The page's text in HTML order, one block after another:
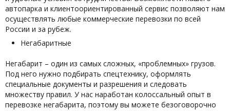
автопарка и клиентоориентированный сервис позволяют нам
осуществлять любые коммерческие перевозки по всей
России и за рубеж.
Негабаритные
Негабарит – один из самых сложных, «проблемных» грузов.
Под него нужно подбирать спецтехнику, оформлять
специальные документы и разрешения и следовать
множеству правил. У нас наработан колоссальный опыт в
перевозке негабарита, поэтому вы можете безоговорочно